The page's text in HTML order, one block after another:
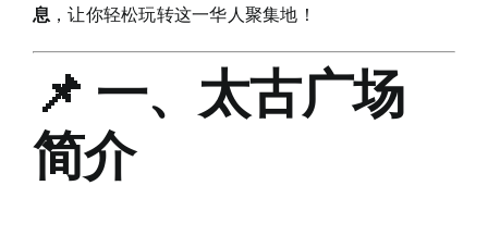
息 ，让你轻松玩转这一华人聚集地！
📌 一、太古广场
简介